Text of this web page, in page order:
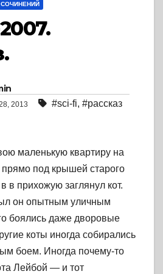
2013 #sci-fi, #рассказ
маленькую квартиру на
под крышей старого
в прихожую заглянул кот.
он опытным уличным
боялись даже дворовые
коты иногда собирались
боем. Иногда почему-то
Лейбой — и тот